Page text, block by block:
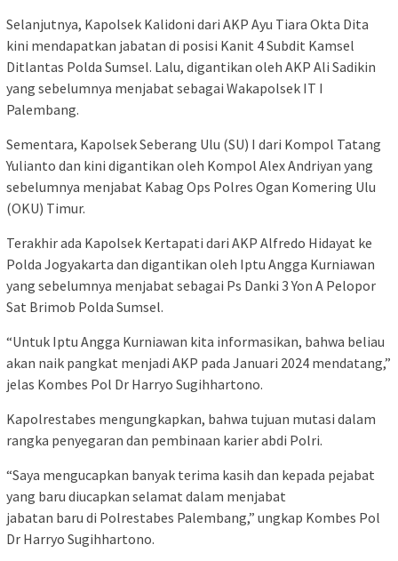
Selanjutnya, Kapolsek Kalidoni dari AKP Ayu Tiara Okta Dita
kini mendapatkan jabatan di posisi Kanit 4 Subdit Kamsel
Ditlantas Polda Sumsel. Lalu, digantikan oleh AKP Ali Sadikin
yang sebelumnya menjabat sebagai Wakapolsek IT I
Palembang.
Sementara, Kapolsek Seberang Ulu (SU) I dari Kompol Tatang
Yulianto dan kini digantikan oleh Kompol Alex Andriyan yang
sebelumnya menjabat Kabag Ops Polres Ogan Komering Ulu
(OKU) Timur.
Terakhir ada Kapolsek Kertapati dari AKP Alfredo Hidayat ke
Polda Jogyakarta dan digantikan oleh Iptu Angga Kurniawan
yang sebelumnya menjabat sebagai Ps Danki 3 Yon A Pelopor
Sat Brimob Polda Sumsel.
“Untuk Iptu Angga Kurniawan kita informasikan, bahwa beliau
akan naik pangkat menjadi AKP pada Januari 2024 mendatang,”
jelas Kombes Pol Dr Harryo Sugihhartono.
Kapolrestabes mengungkapkan, bahwa tujuan mutasi dalam
rangka penyegaran dan pembinaan karier abdi Polri.
“Saya mengucapkan banyak terima kasih dan kepada pejabat
yang baru diucapkan selamat dalam menjabat
jabatan baru di Polrestabes Palembang,” ungkap Kombes Pol
Dr Harryo Sugihhartono.